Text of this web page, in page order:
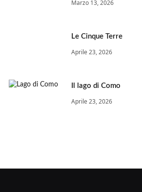
Marzo 13, 2026
Le Cinque Terre
Aprile 23, 2026
Il lago di Como
Aprile 23, 2026